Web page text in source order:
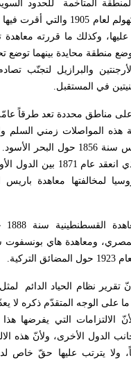
المتاخمة للحدود
وضعتها معاهدة استوكهولم لعام
وضع منطقة محايدة بينهما
والبرازيل لتجنّب
في المستقبل.
مناطق محددة تعد طرقاً عامّة
هذه المواصلات زمني السلم
تقرّر في معاهدة باريس سنة 1856
هنا أنّ مؤتمر لندن الذي انعقد
لمخالفتها معاهدة باريس
تقرير نظام الحياد الدائم
ما على الوجه المتقدّم ذكره لا
الالتزامات التي يفرضها
الدول الأخرى، ولأنّ هذه
ولا يترتب عليها حقّ خاص